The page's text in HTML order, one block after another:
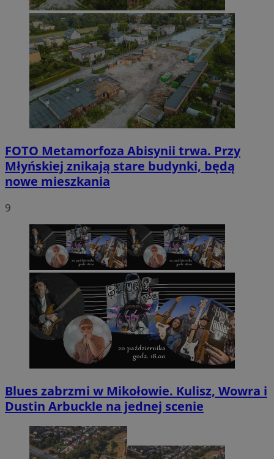
FOTO Metamorfoza Abisynii trwa. Przy
Młyńskiej znikają stare budynki, będą
nowe mieszkania
9
Blues zabrzmi w Mikołowie. Kulisz, Wowra i
Dustin Arbuckle na jednej scenie